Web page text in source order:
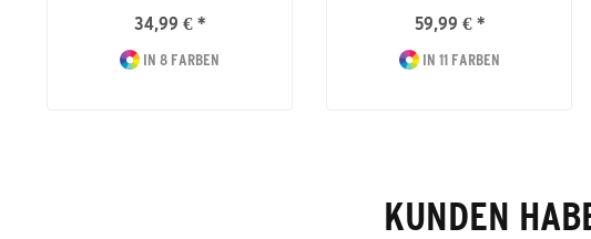
34,99 € *
IN 8 FARBEN
59,99 € *
IN 11 FARBEN
KUNDEN